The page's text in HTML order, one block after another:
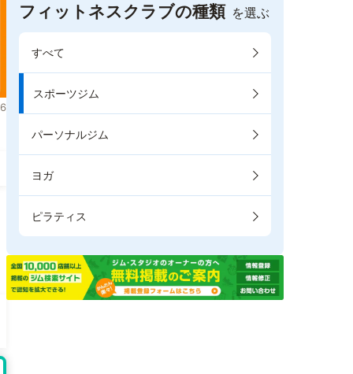
フィットネスクラブの種類 を選ぶ
すべて
スポーツジム
パーソナルジム
ヨガ
ピラティス